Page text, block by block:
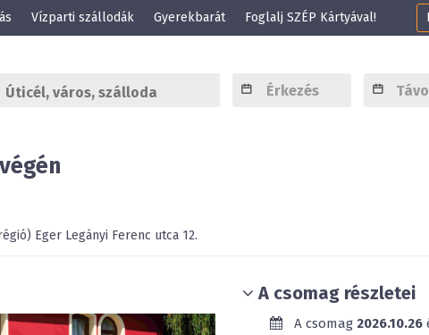
Vízparti szállodák Gyerekbarát Foglalj SZÉP Kártyával!
Eger Legányi Ferenc utca 12.
A csomag részletei
A csomag 2026.10.26